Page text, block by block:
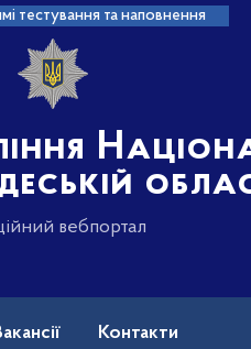
тестування та наповнення
вебпортал
Контакти